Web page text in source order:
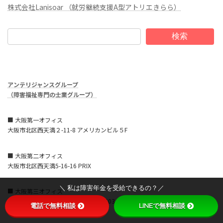
株式会社Lanisoar （就労継続支援A型アトリエきらら）
検索
アンテリジャンスグループ
（障害福祉専門の士業グループ）
■ 大阪第一オフィス
大阪市北区西天満２-11-8 アメリカンビル５F
■ 大阪第二オフィス
大阪市北区西天満5-16-16 PRIX
■ 大阪第三オフィス
大阪市北区西天満4-7-1 北ビル1号館503
＼ 私は障害年金を受給できるの？／
電話で無料相談 LINEで無料相談